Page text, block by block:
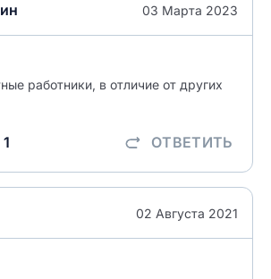
03 Марта 2023
работники, в отличие от других
1 ОТВЕТИТЬ
02 Августа 2021